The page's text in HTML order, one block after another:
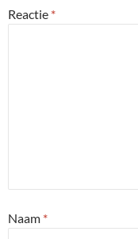
Reactie *
Naam *